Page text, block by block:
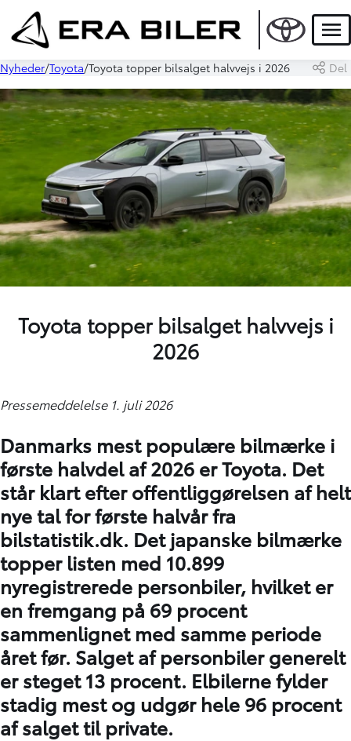
Nyheder Toyota Toyota topper bilsalget halvvejs i 2026 Del
Toyota topper bilsalget halvvejs i
2026
Pressemeddelelse 1. juli 2026
Danmarks mest populære bilmærke i
første halvdel af 2026 er Toyota. Det
står klart efter offentliggørelsen af helt
nye tal for første halvår fra
bilstatistik.dk. Det japanske bilmærke
topper listen med 10.899
nyregistrerede personbiler, hvilket er
en fremgang på 69 procent
sammenlignet med samme periode
året før. Salget af personbiler generelt
er steget 13 procent. Elbilerne fylder
stadig mest og udgør hele 96 procent
af salget til private.